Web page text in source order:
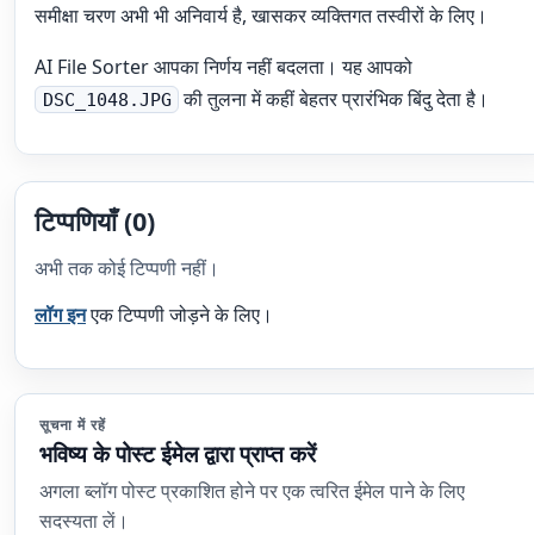
समीक्षा चरण अभी भी अनिवार्य है, खासकर व्यक्तिगत तस्वीरों के लिए।
AI File Sorter आपका निर्णय नहीं बदलता। यह आपको
DSC_1048.JPG की तुलना में कहीं बेहतर प्रारंभिक बिंदु देता है।
टिप्पणियाँ (0)
अभी तक कोई टिप्पणी नहीं।
लॉग इनएक टिप्पणी जोड़ने के लिए।
सूचना में रहें
भविष्य के पोस्ट ईमेल द्वारा प्राप्त करें
अगला ब्लॉग पोस्ट प्रकाशित होने पर एक त्वरित ईमेल पाने के लिए
सदस्यता लें।